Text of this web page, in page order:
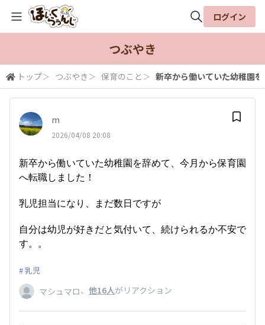
検索
ログイン
つぶやき
トップ＞ つぶやき ＞ 保育のこと ＞ 新卒から働いていた幼稚園
m
2026/04/08 20:08
新卒から働いていた幼稚園を辞めて、今月から保育園
へ転職しました！
乳児担当になり、まだ数日ですが
自分は幼児が好きだと気付いて、続けられるか不安で
す。。
乳児
マシュマロ、 他16人がリアクション